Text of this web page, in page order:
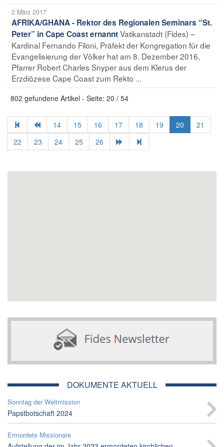
2 März 2017
AFRIKA/GHANA - Rektor des Regionalen Seminars “St.
Peter” in Cape Coast ernanntVatikanstadt (Fides) –
Kardinal Fernando Filoni, Präfekt der Kongregation für die
Evangelisierung der Völker hat am 8. Dezember 2016,
Pfarrer Robert Charles Snyper aus dem Klerus der
Erzdiözese Cape Coast zum Rekto ...
802 gefundene Artikel - Seite: 20 / 54
14 15 16 17 18 19 20
21
22
23 24 25 26
DOKUMENTE AKTUELL
Sonntag der Weltmission
Papstbotschaft 2024
Ermordete Missionare